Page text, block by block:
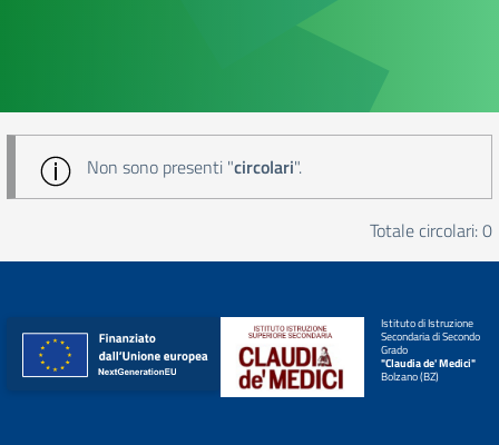
Non sono presenti "circolari".
Totale circolari: 0
Istituto di Istruzione
Secondaria di Secondo
Grado
"Claudia de' Medici"
Bolzano (BZ)